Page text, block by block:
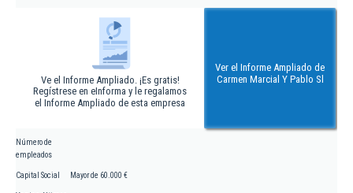
Ve el Informe Ampliado. ¡Es gratis!
Regístrese en eInforma y le regalamos
el Informe Ampliado de esta empresa
Ver el Informe Ampliado de
Carmen Marcial Y Pablo Sl
Número de
empleados
Capital Social Mayor de 60.000 €